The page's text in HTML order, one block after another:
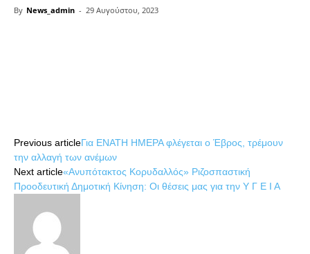
By News_admin - 29 Αυγούστου, 2023
Previous articleΓια ΕΝΑΤΗ ΗΜΕΡΑ φλέγεται ο Έβρος, τρέμουν
την αλλαγή των ανέμων
Next article«Ανυπότακτος Κορυδαλλός» Ριζοσπαστική
Προοδευτική Δημοτική Κίνηση: Οι θέσεις μας για την Υ Γ Ε Ι Α